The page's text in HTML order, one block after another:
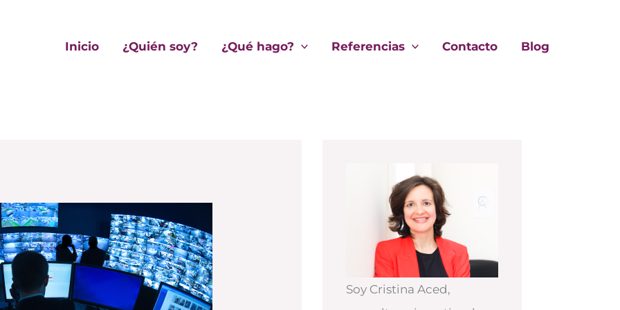
Inicio ¿Quién soy? ¿Qué hago? Referencias Contacto Blog
Soy Cristina Aced,